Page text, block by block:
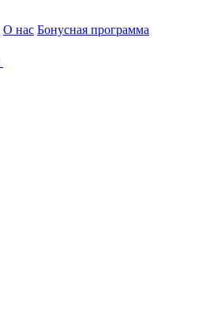
О нас Бонусная программа